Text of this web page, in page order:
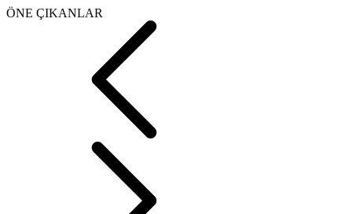
ÖNE ÇIKANLAR